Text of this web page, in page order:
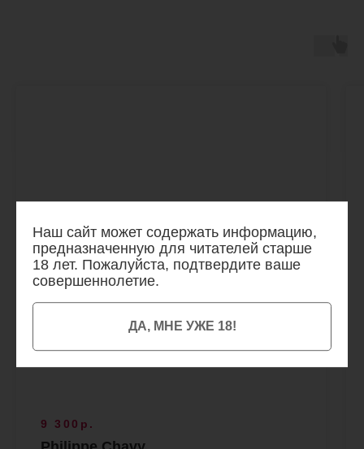
Наш сайт может содержать информацию,
предназначенную для читателей старше
18 лет. Пожалуйста, подтвердите ваше
совершеннолетие.
ДА, МНЕ УЖЕ 18!
9 300р.